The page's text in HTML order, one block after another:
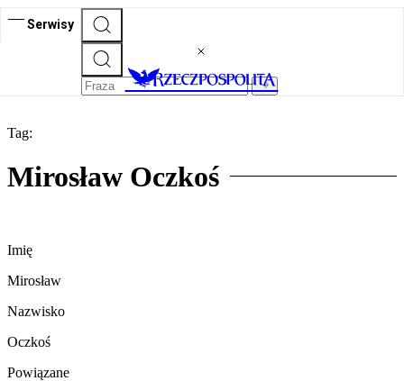
Serwisy
Tag:
Mirosław Oczkoś
Imię
Mirosław
Nazwisko
Oczkoś
Powiązane